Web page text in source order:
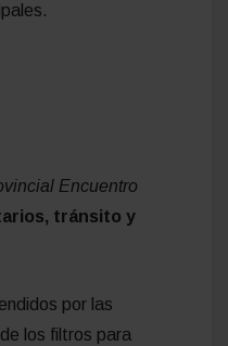
Encuentro
tránsito y
por las
los filtros para